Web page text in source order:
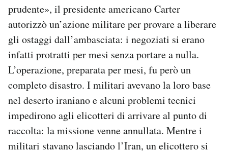
prudente», il presidente americano Carter
autorizzò un’azione militare per provare a liberare
gli ostaggi dall’ambasciata: i negoziati si erano
infatti protratti per mesi senza portare a nulla.
L’operazione, preparata per mesi, fu però un
completo disastro. I militari avevano la loro base
nel deserto iraniano e alcuni problemi tecnici
impedirono agli elicotteri di arrivare al punto di
raccolta: la missione venne annullata. Mentre i
militari stavano lasciando l’Iran, un elicottero si